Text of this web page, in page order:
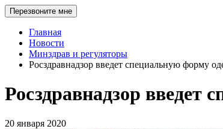
Перезвоните мне
Главная
Новости
Минздрав и регуляторы
Росздравнадзор введет специальную форму
Росздравнадзор введет
20 января 2020